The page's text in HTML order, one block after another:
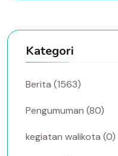
Kategori
Berita (1563)
Pengumuman (80)
kegiatan walikota (0)